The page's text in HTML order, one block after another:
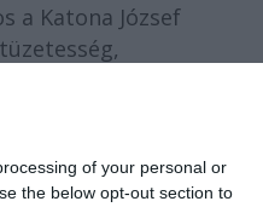
of your personal or
the below opt-out section to
a Katona József
éve
– árulta el